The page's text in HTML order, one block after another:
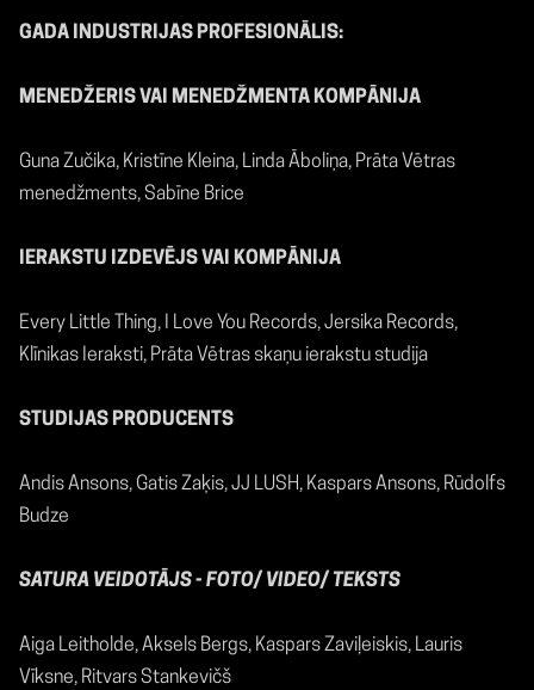
GADA INDUSTRIJAS PROFESIONĀLIS:
MENEDŽERIS VAI MENEDŽMENTA KOMPĀNIJA
Guna Zučika, Kristīne Kleina, Linda Āboliņa, Prāta Vētras
menedžments, Sabīne Brice
IERAKSTU IZDEVĒJS VAI KOMPĀNIJA
Every Little Thing, I Love You Records, Jersika Records,
Klīnikas Ieraksti, Prāta Vētras skaņu ierakstu studija
STUDIJAS PRODUCENTS
Andis Ansons, Gatis Zaķis, JJ LUSH, Kaspars Ansons, Rūdolfs
Budze
SATURA VEIDOTĀJS - FOTO/ VIDEO/ TEKSTS
Aiga Leitholde, Aksels Bergs, Kaspars Zaviļeiskis, Lauris
Vīksne, Ritvars Stankevičš